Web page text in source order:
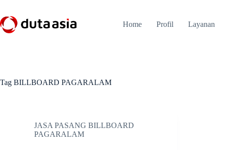
content
Home Profil Layanan
Tag BILLBOARD PAGARALAM
JASA PASANG BILLBOARD
PAGARALAM